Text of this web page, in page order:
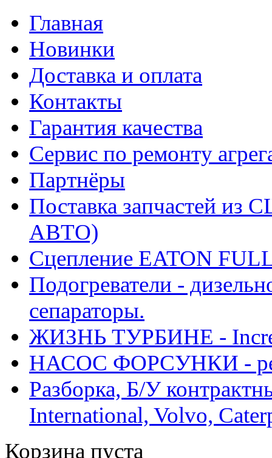
Главная
Новинки
Доставка и оплата
Контакты
Гарантия качества
Сервис по ремонту
Партнёры
Поставка запчастей
АВТО)
Сцепление EATON
Подогреватели -
сепараторы.
ЖИЗНЬ ТУРБИНЕ -
НАСОС ФОРСУНКИ -
Разборка, Б/У
International, Volvo,
Корзина пуста